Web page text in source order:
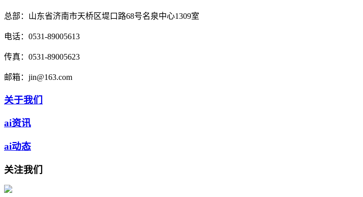
总部： 山东省济南市天桥区堤口路68号名泉中心1309室
电话： 0531-89005613
传真： 0531-89005623
邮箱： jin@163.com
关于我们
ai资讯
ai动态
关注我们